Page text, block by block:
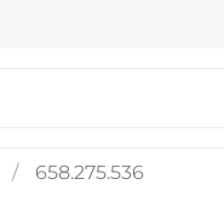
658.275.536